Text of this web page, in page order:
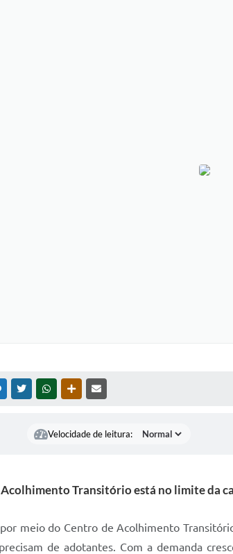
MESSENGER
TWITTERWHATSAPPOUTRAS MÍDIAS
Velocidade de leitura:
Transitório está no limite da
meio do Centro de Acolhimento
de adotantes. Com a demanda